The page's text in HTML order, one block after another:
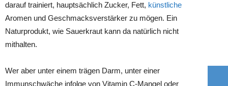
darauf trainiert, hauptsächlich Zucker, Fett, künstliche
Aromen und Geschmacksverstärker zu mögen. Ein
Naturprodukt, wie Sauerkraut kann da natürlich nicht
mithalten.
Wer aber unter einem trägen Darm, unter einer
Immunschwäche infolge von Vitamin C-Mangel oder